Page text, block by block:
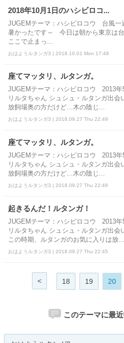
2018年10月1日のハシビロコ...
JUGEMテーマ：ハシビロコウ 台風一
暑かったです～ 今日は朝から東京は
ここで止まっ...
おはようルタンガ3 | 2018.10.01 Mon 17:48
座てマッタリ、ルタンガ。
JUGEMテーマ：ハシビロコウ 2013
リルタちゃん シュシュ・ルタンガ出
放飼場奥の方だけど…木の陰じ...
おはようルタンガ3 | 2018.09.27 Thu 22:49
座てマッタリ、ルタンガ。
JUGEMテーマ：ハシビロコウ 2013
リルタちゃん シュシュ・ルタンガ出
放飼場奥の方だけど…木の陰じ...
おはようルタンガ3 | 2018.09.27 Thu 22:49
起きるんだ！ルタンガ！
JUGEMテーマ：ハシビロコウ 2013
リルタちゃん シュシュ・ルタンガ出
この時期、ルタンガのお気に入りは放...
おはようルタンガ3 | 2018.09.27 Thu 22:45
< 18 19 20
このテーマに最